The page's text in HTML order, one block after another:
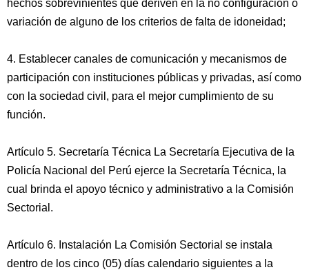
hechos sobrevinientes que deriven en la no configuración o
variación de alguno de los criterios de falta de idoneidad;
4. Establecer canales de comunicación y mecanismos de
participación con instituciones públicas y privadas, así como
con la sociedad civil, para el mejor cumplimiento de su
función.
Artículo 5. Secretaría Técnica La Secretaría Ejecutiva de la
Policía Nacional del Perú ejerce la Secretaría Técnica, la
cual brinda el apoyo técnico y administrativo a la Comisión
Sectorial.
Artículo 6. Instalación La Comisión Sectorial se instala
dentro de los cinco (05) días calendario siguientes a la